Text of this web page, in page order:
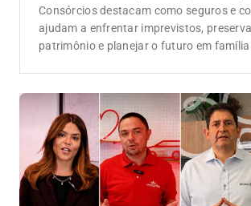
Consórcios destacam como seguros e
ajudam a enfrentar imprevistos,
patrimônio e planejar o futuro em